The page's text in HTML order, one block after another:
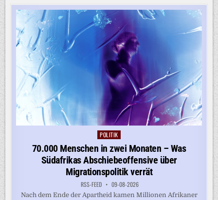
UKRAINE:
STUNDENLANGER
LUFTALARM
IN
ODESSA
Posted
in
POLITIK
70.000 Menschen in zwei Monaten – Was
Südafrikas Abschiebeoffensive über
Migrationspolitik verrät
RSS-FEED 09-08-2026
Nach dem Ende der Apartheid kamen Millionen Afrikaner